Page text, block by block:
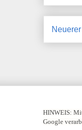
HINWEIS:
Google